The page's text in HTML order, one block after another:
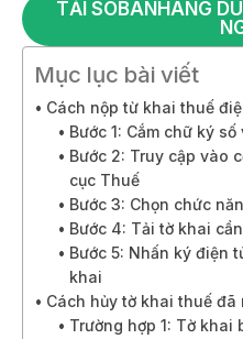
TẢI SOBANHANG
Mục lục bài viết
Cách nộp từ khai thuế
Bước 1: Cắm chữ ký
Bước 2: Truy cập vào
cục Thuế
Bước 3: Chọn chức
Bước 4: Tải tờ khai
Bước 5: Nhấn ký điện
khai
Cách hủy tờ khai thuế đã
Trường hợp 1: Tờ